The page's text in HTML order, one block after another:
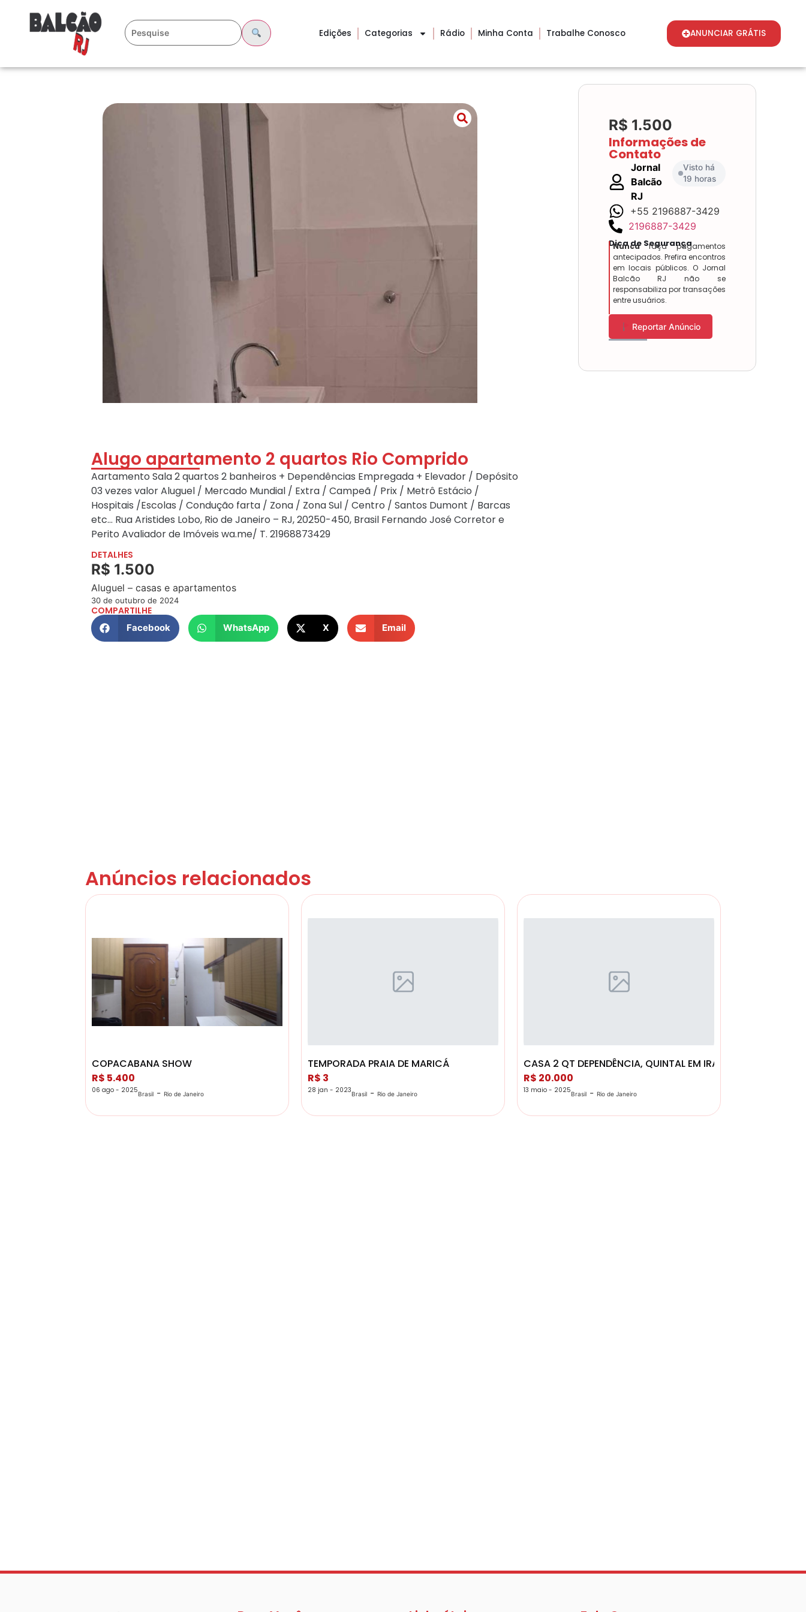
Edições Categorias Rádio Minha Conta Trabalhe Conosco ANUNCIAR GRÁTIS
R$ 1.500
Informações de
Contato
Jornal
Balcão
RJ
Visto há
19 horas
+55 2196887-3429
2196887-3429
Dica de Segurança
Nuncafaça pagamentos
antecipados. Prefira encontros
em locais públicos. O Jornal
Balcão RJ não se
responsabiliza por transações
entre usuários.
Reportar Anúncio
Alugo apartamento 2 quartos Rio Comprido
Aartamento Sala 2 quartos 2 banheiros + Dependências Empregada + Elevador / Depósito
03 vezes valor Aluguel / Mercado Mundial / Extra / Campeã / Prix / Metrô Estácio /
Hospitais /Escolas / Condução farta / Zona / Zona Sul / Centro / Santos Dumont / Barcas
etc… Rua Aristides Lobo, Rio de Janeiro – RJ, 20250-450, Brasil Fernando José Corretor e
Perito Avaliador de Imóveis wa.me/ T. 21968873429
DETALHES
R$ 1.500
Aluguel – casas e apartamentos
30 de outubro de 2024
COMPARTILHE
Facebook WhatsApp X Email
Anúncios relacionados
COPACABANA SHOW
R$ 5.400
06 ago - 2025Brasil - Rio de Janeiro
TEMPORADA PRAIA DE MARICÁ
R$ 3
28 jan - 2023Brasil - Rio de Janeiro
CASA 2 QT DEPENDÊNCIA, QUINTAL EM IRAJÁ
R$ 20.000
13 maio - 2025Brasil- Rio de Janeiro